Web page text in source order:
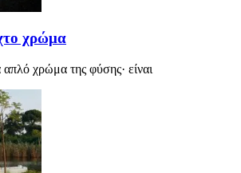
χρώμα
χρώμα της φύσης· είναι